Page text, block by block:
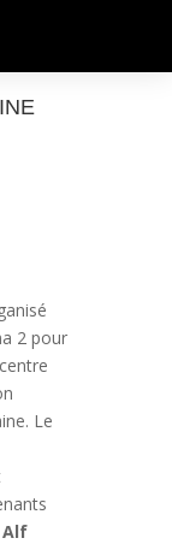
2 pour
Le
Alf